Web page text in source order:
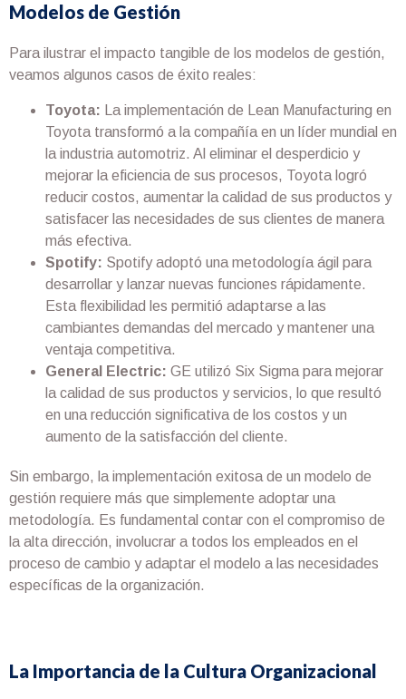
Modelos de Gestión
Para ilustrar el impacto tangible de los modelos de gestión,
veamos algunos casos de éxito reales:
Toyota: La implementación de Lean Manufacturing en
Toyota transformó a la compañía en un líder mundial en
la industria automotriz. Al eliminar el desperdicio y
mejorar la eficiencia de sus procesos, Toyota logró
reducir costos, aumentar la calidad de sus productos y
satisfacer las necesidades de sus clientes de manera
más efectiva.
Spotify: Spotify adoptó una metodología ágil para
desarrollar y lanzar nuevas funciones rápidamente.
Esta flexibilidad les permitió adaptarse a las
cambiantes demandas del mercado y mantener una
ventaja competitiva.
General Electric: GE utilizó Six Sigma para mejorar
la calidad de sus productos y servicios, lo que resultó
en una reducción significativa de los costos y un
aumento de la satisfacción del cliente.
Sin embargo, la implementación exitosa de un modelo de
gestión requiere más que simplemente adoptar una
metodología. Es fundamental contar con el compromiso de
la alta dirección, involucrar a todos los empleados en el
proceso de cambio y adaptar el modelo a las necesidades
específicas de la organización.
La Importancia de la Cultura Organizacional